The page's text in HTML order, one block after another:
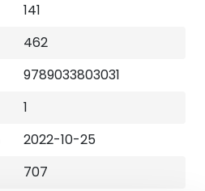
141
462
9789033803031
1
2022-10-25
707